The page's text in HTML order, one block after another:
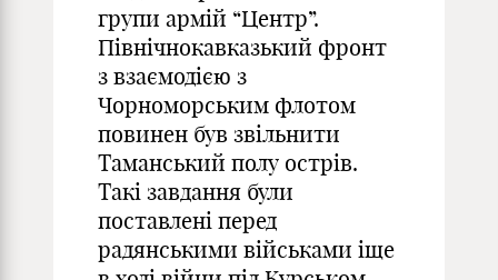
групи армій “Центр”.
Північнокавказький фронт
з взаємодією з
Чорноморським флотом
повинен був звільнити
Таманський полу острів.
Такі завдання були
поставлені перед
радянськими військами іще